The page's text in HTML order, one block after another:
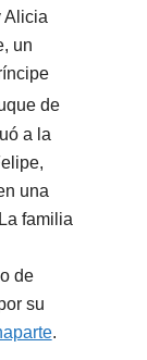
Alicia
un
de
a la
una
familia
de
su
.